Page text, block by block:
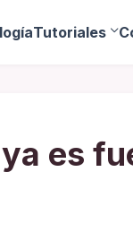
Tutoriales
es